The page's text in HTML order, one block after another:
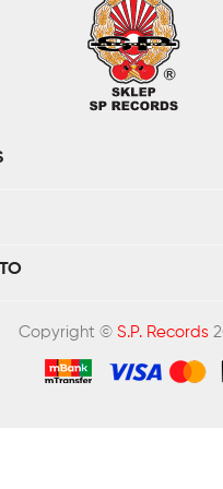
Copyright © S.P. Records